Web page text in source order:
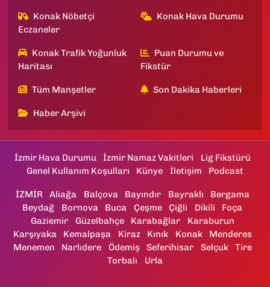
Konak Nöbetçi
Eczaneler
Konak Hava Durumu
Konak Trafik Yoğunluk
Haritası
Puan Durumu ve
Fikstür
Tüm Manşetler Son Dakika Haberleri
Haber Arşivi
İzmir Hava Durumu İzmir Namaz Vakitleri
Lig Fikstürü
Genel Kullanım Koşulları
Künye İletişim Podcast
İZMİR Aliağa Balçova Bayındır Bayraklı
Bergama
Beydağ
Bornova Buca Çeşme Çiğli Dikili
Foça
Gaziemir
Güzelbahçe Karabağlar
Karaburun
Karşıyaka
Kemalpaşa Kiraz Kınık Konak
Menderes
Menemen
Narlıdere Ödemiş Seferihisar Selçuk
Tire
Torbalı
Urla